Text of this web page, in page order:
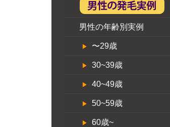
男性の年齢別実例
〜29歳
30~39歳
40~49歳
50~59歳
60歳~